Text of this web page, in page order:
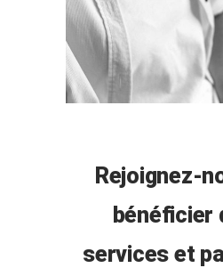
Rejoignez-
bénéficier
services et